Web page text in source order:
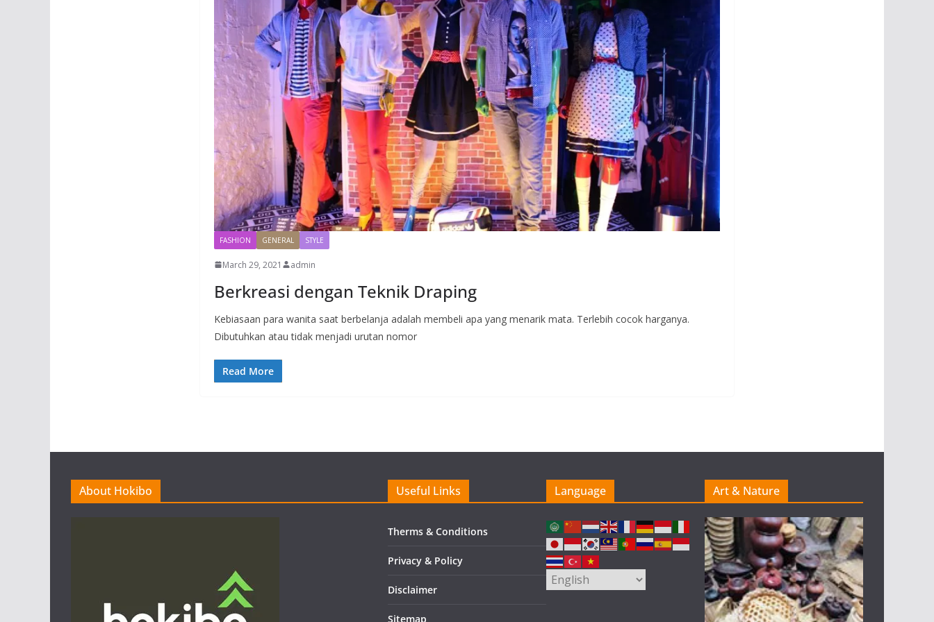
FASHION GENERAL STYLE
March 29, 2021 admin
Berkreasi dengan Teknik Draping
Kebiasaan para wanita saat berbelanja adalah membeli apa yang menarik mata. Terlebih cocok harganya.
Dibutuhkan atau tidak menjadi urutan nomor
Read More
About Hokibo Useful Links
Therms & Conditions
Privacy & Policy
Disclaimer
Sitemap
Language Art & Nature